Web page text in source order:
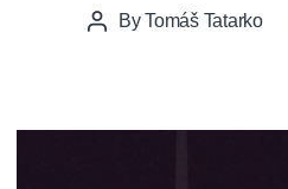
PostByTomáš Tatarko